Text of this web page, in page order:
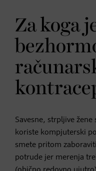
Za koga
Savesne, strpljive
koriste kompjuterski
smete pritom
potrude jer merenja